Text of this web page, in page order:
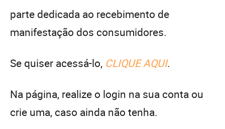
parte dedicada ao recebimento de
manifestação dos consumidores.
Se quiser acessá-lo, CLIQUE AQUI.
Na página, realize o login na sua conta ou
crie uma, caso ainda não tenha.